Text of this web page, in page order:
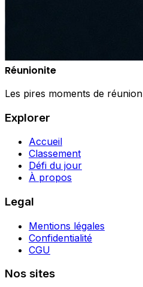
Réunionite
Les pires moments de réunion
Explorer
Accueil
Classement
Défi du jour
À propos
Legal
Mentions légales
Confidentialité
CGU
Nos sites